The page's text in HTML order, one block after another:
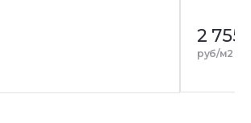
2 755
руб/м2